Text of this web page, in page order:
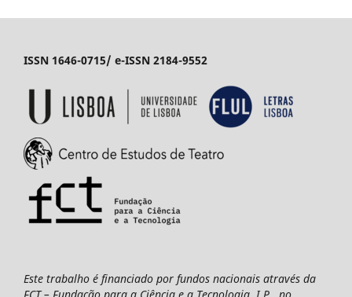
ISSN 1646-0715/ e-ISSN 2184-9552
Este trabalho é financiado por fundos nacionais através da